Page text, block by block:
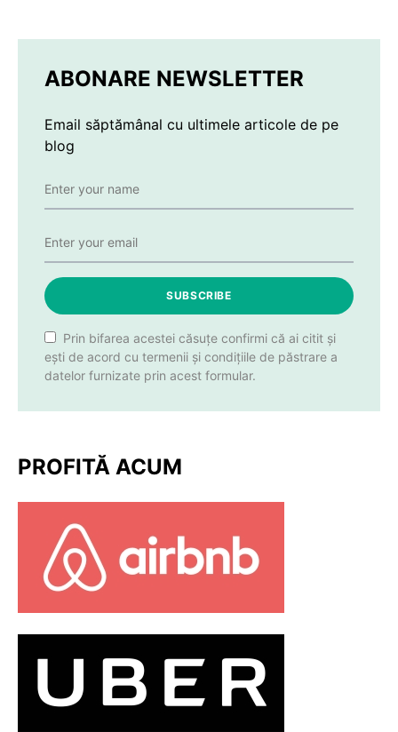
ABONARE NEWSLETTER
Email săptămânal cu ultimele articole de pe
blog
SUBSCRIBE
Prin bifarea acestei căsuțe confirmi că ai citit și
ești de acord cu termenii și condițiile de păstrare a
datelor furnizate prin acest formular.
PROFITĂ ACUM